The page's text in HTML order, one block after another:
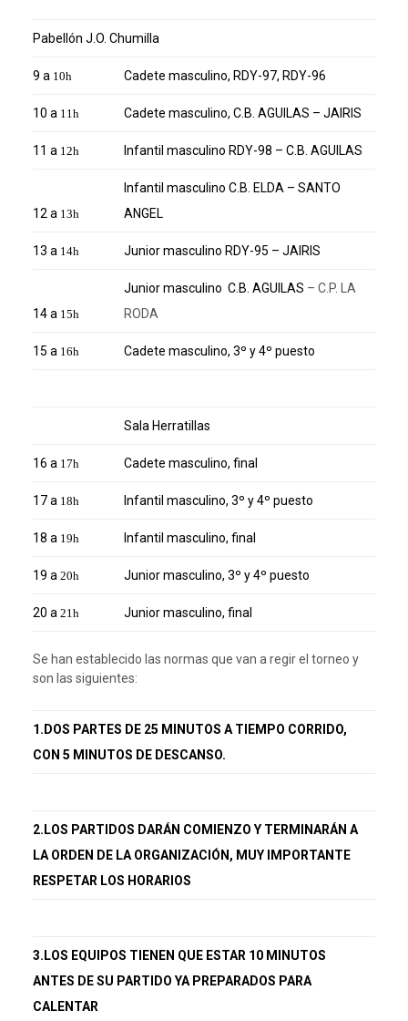
Pabellón J.O. Chumilla
9 a10h Cadete masculino, RDY-97, RDY-96
10 a11h Cadete masculino, C.B. AGUILAS – JAIRIS
11 a12h Infantil masculino RDY-98 – C.B. AGUILAS
12 a13h
Infantil masculino C.B. ELDA – SANTO
ANGEL
13 a14h Junior masculino RDY-95 – JAIRIS
14 a15h
Junior masculino C.B. AGUILAS – C.P. LA
RODA
15 a16h Cadete masculino, 3º y 4º puesto
Sala Herratillas
16 a17h Cadete masculino, final
17 a18h Infantil masculino, 3º y 4º puesto
18 a19h Infantil masculino, final
19 a20h Junior masculino, 3º y 4º puesto
20 a21h Junior masculino, final
Se han establecido las normas que van a regir el torneo y
son las siguientes:
1.DOS PARTES DE 25 MINUTOS A TIEMPO CORRIDO,
CON 5 MINUTOS DE DESCANSO.
2.LOS PARTIDOS DARÁN COMIENZO Y TERMINARÁN A
LA ORDEN DE LA ORGANIZACIÓN, MUY IMPORTANTE
RESPETAR LOS HORARIOS
3.LOS EQUIPOS TIENEN QUE ESTAR 10 MINUTOS
ANTES DE SU PARTIDO YA PREPARADOS PARA
CALENTAR